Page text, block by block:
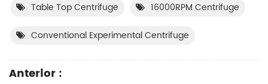
Table Top Centrifuge 16000RPM Centrifuge
Conventional Experimental Centrifuge
Anterior :